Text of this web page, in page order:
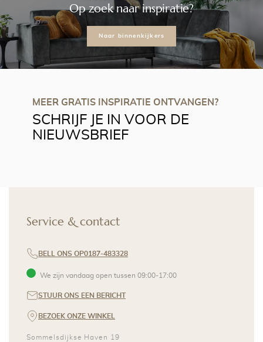
Op zoek naar inspiratie?
Naar binnenkijkers
Service & contact
BEZOEK ONZE WINKEL
Sommelsdijkse Haven 19
BELL ONS OP0187-483328
We zijn vandaag open tussen 09:00-17:00
STUUR ONS EEN BERICHT
MEER GRATIS INSPIRATIE ONTVANGEN?
SCHRIJF JE IN VOOR DE
NIEUWSBRIEF